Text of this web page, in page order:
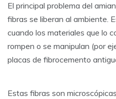
El principal problema del
fibras se liberan al ambiente.
cuando los materiales que lo
rompen o se manipulan (por
placas de fibrocemento
Estas fibras son